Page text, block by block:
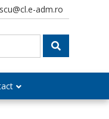
adm.ro